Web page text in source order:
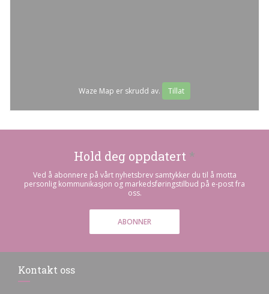
Waze Map er skrudd av. Tillat
Hold deg oppdatert *
Ved å abonnere på vårt nyhetsbrev samtykker du til å motta
personlig kommunikasjon og markedsføringstilbud på e-post fra
oss.
ABONNER
Kontakt oss